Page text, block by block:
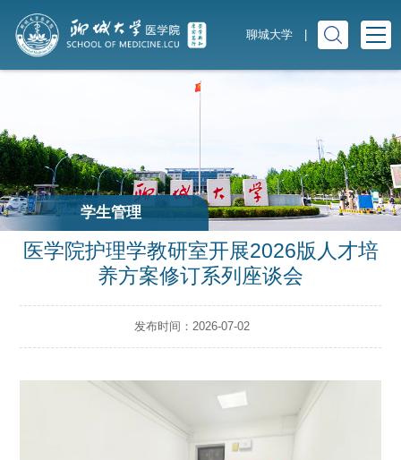
聊城大学
学生管理
医学院护理学教研室开展2026版人才培
养方案修订系列座谈会
发布时间：2026-07-02